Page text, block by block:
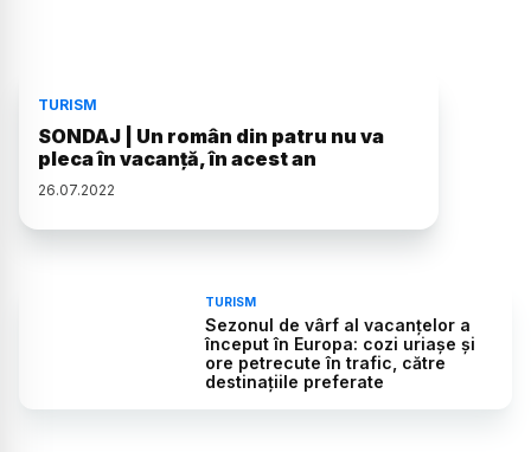
TURISM
SONDAJ | Un român din patru nu va
pleca în vacanță, în acest an
26.07.2022
TURISM
Sezonul de vârf al vacanțelor a
început în Europa: cozi uriașe și
ore petrecute în trafic, către
destinațiile preferate